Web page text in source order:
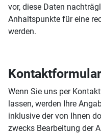
vor, diese Daten
Anhaltspunkte für eine
werden.
Kontaktformular
Wenn Sie uns per
lassen, werden Ihre
inklusive der von Ihnen
zwecks Bearbeitung der